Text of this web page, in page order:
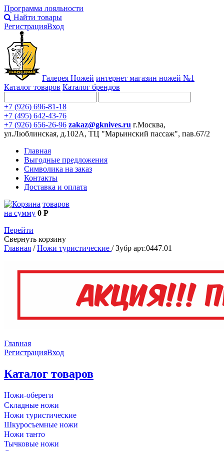
Программа лояльности
Найти товары
РегистрацияВход
Галерея Ножей интернет магазин ножей №1
Каталог товаров Каталог брендов
+7 (926) 696-81-18
+7 (495) 642-43-76
+7 (926) 656-26-96 zakaz@gknives.ru г.Москва,
ул.Люблинская, д.102А, ТЦ "Марьинский пассаж", пав.67/2
Главная
Выгодные предложения
Символика на заказ
Контакты
Доставка и оплата
товаров
на сумму 0 Р
Перейти
Свернуть корзину
Главная /Ножи туристические /Зубр арт.0447.01
Главная
РегистрацияВход
Каталог товаров
Ножи-обереги
Складные ножи
Ножи туристические
Шкуросъемные ножи
Ножи танто
Тычковые ножи